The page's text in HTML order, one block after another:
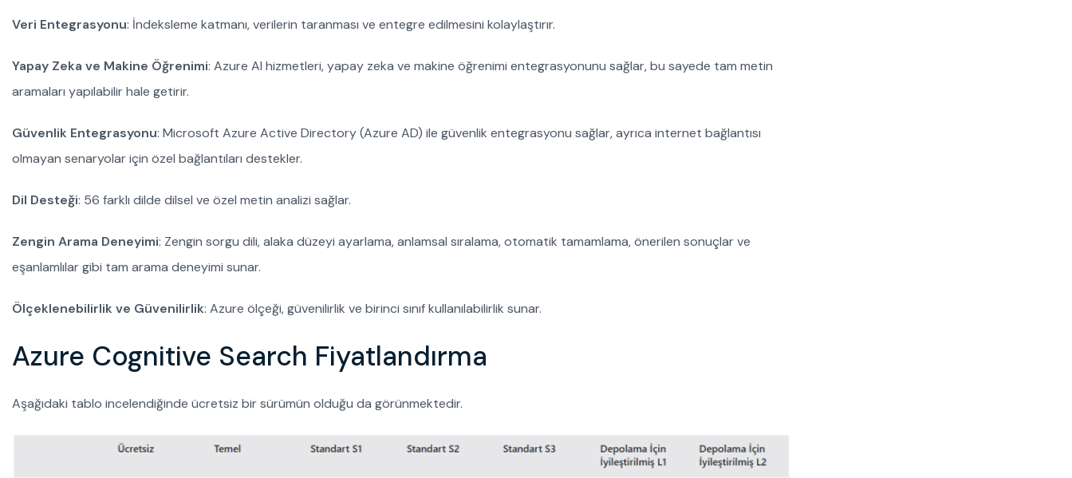
Veri Entegrasyonu: İndeksleme katmanı, verilerin taranması ve entegre edilmesini kolaylaştırır.
Yapay Zeka ve Makine Öğrenimi: Azure AI hizmetleri, yapay zeka ve makine öğrenimi entegrasyonunu sağlar, bu sayede tam metin
aramaları yapılabilir hale getirir.
Güvenlik Entegrasyonu: Microsoft Azure Active Directory (Azure AD) ile güvenlik entegrasyonu sağlar, ayrıca internet bağlantısı
olmayan senaryolar için özel bağlantıları destekler.
Dil Desteği: 56 farklı dilde dilsel ve özel metin analizi sağlar.
Zengin Arama Deneyimi: Zengin sorgu dili, alaka düzeyi ayarlama, anlamsal sıralama, otomatik tamamlama, önerilen sonuçlar ve
eşanlamlılar gibi tam arama deneyimi sunar.
Ölçeklenebilirlik ve Güvenilirlik: Azure ölçeği, güvenilirlik ve birinci sınıf kullanılabilirlik sunar.
Azure Cognitive Search Fiyatlandırma
Aşağıdaki tablo incelendiğinde ücretsiz bir sürümün olduğu da görünmektedir.